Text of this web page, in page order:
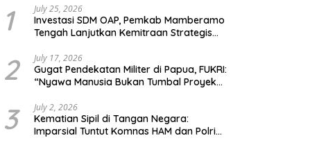
1 July 25, 2026
Investasi SDM OAP, Pemkab Mamberamo
Tengah Lanjutkan Kemitraan Strategis
2 July 17, 2026
Gugat Pendekatan Militer di Papua, FUKRI:
“Nyawa Manusia Bukan Tumbal Proyek
3 July 2, 2026
Kematian Sipil di Tangan Negara:
Imparsial Tuntut Komnas HAM dan Polri